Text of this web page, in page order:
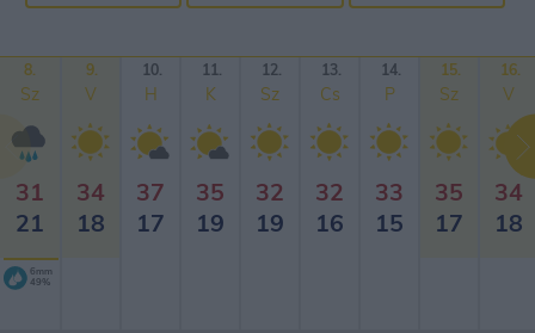
időjárás
előrejelzés
előrejelzés
8.
Sz
31
21
6mm
49%
9.
V
34
18
10.
H
37
17
11.
K
35
19
12.
Sz
32
19
13.
Cs
32
16
14.
P
33
15
15.
Sz
35
17
16.
V
34
18